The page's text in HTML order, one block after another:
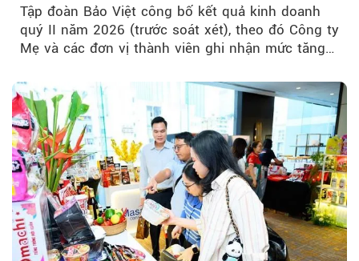
Tập đoàn Bảo Việt công bố kết quả kinh doanh
quý II năm 2026 (trước soát xét), theo đó Công ty
Mẹ và các đơn vị thành viên ghi nhận mức tăng